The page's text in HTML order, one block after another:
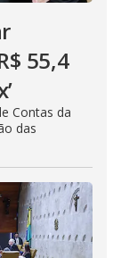
55,4
Contas da
das